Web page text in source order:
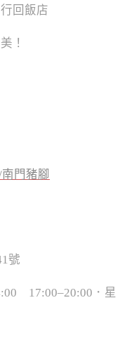
回飯店
！
南門豬腳
號
17:00–20:00 ．星